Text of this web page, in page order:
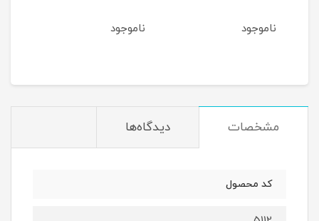
ناموجود ناموجود
مشخصات دیدگاه‌ها
کد محصول